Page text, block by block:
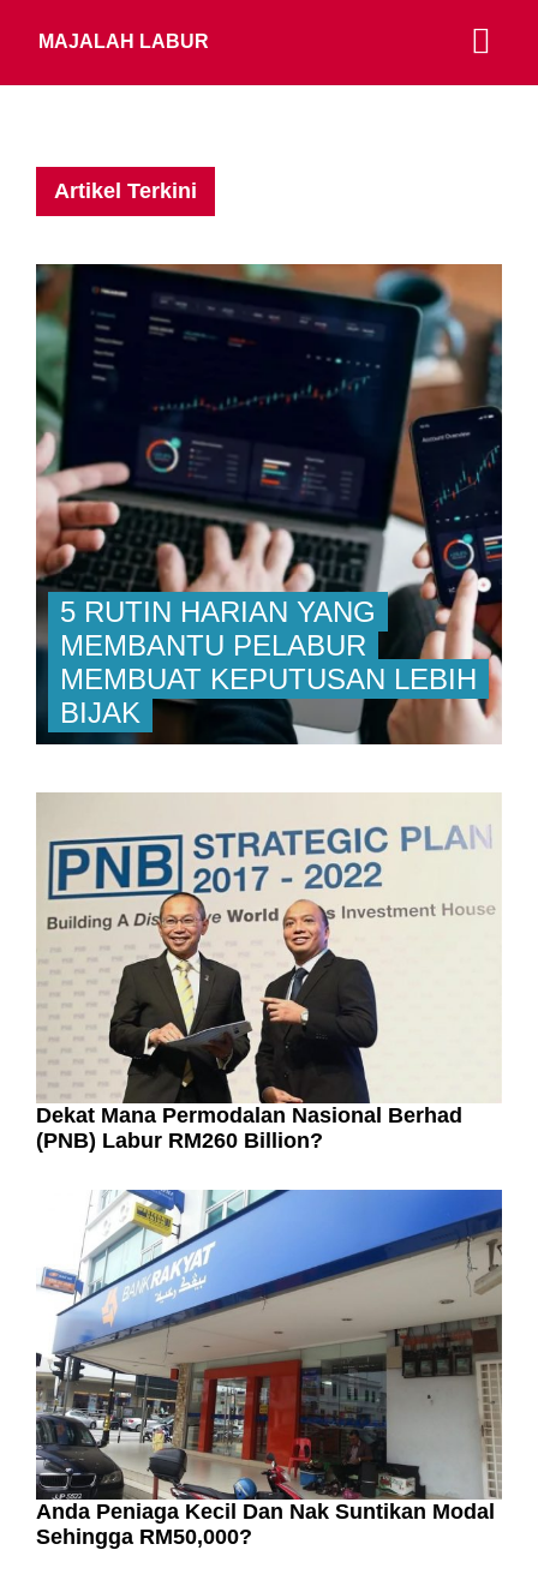
MAJALAH LABUR
Artikel Terkini
5 RUTIN HARIAN YANG
MEMBANTU PELABUR
MEMBUAT KEPUTUSAN LEBIH
BIJAK
Dekat Mana Permodalan Nasional Berhad
(PNB) Labur RM260 Billion?
Anda Peniaga Kecil Dan Nak Suntikan Modal
Sehingga RM50,000?